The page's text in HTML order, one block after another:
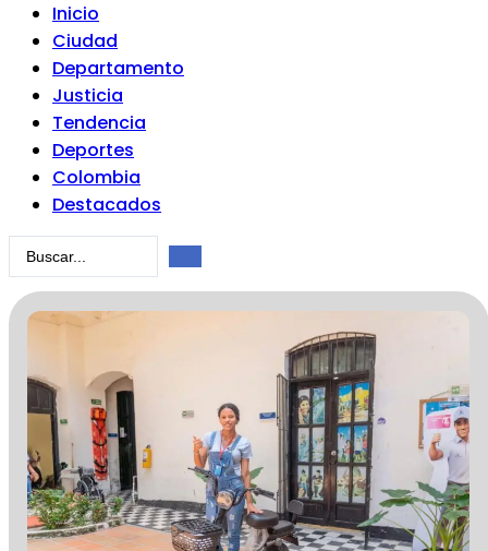
Inicio
Ciudad
Departamento
Justicia
Tendencia
Deportes
Colombia
Destacados
Search